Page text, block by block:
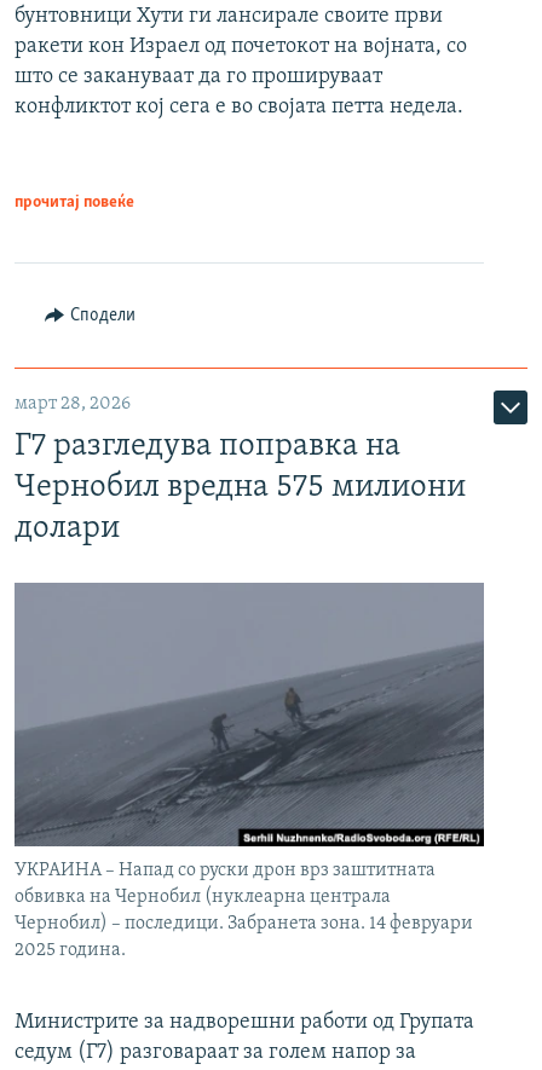
бунтовници Хути ги лансирале своите први
ракети кон Израел од почетокот на војната, со
што се закануваат да го прошируваат
конфликтот кој сега е во својата петта недела.
прочитај повеќе
Сподели
март 28, 2026
Г7 разгледува поправка на
Чернобил вредна 575 милиони
долари
УКРАИНА – Напад со руски дрон врз заштитната
обвивка на Чернобил (нуклеарна централа
Чернобил) – последици. Забранета зона. 14 февруари
2025 година.
Министрите за надворешни работи од Групата
седум (Г7) разговараат за голем напор за